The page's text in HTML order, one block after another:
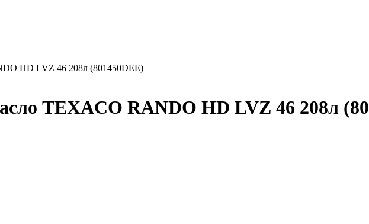
HD LVZ 46 208л (801450DEE)
TEXACO RANDO HD LVZ 46 208л